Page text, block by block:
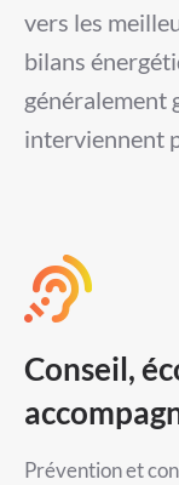
vers les
bilans
généralement
interviennent
Conseil,
Prévention et